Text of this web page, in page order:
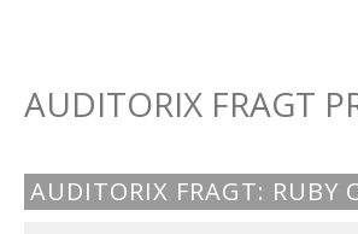
AUDITORIX FRAGT
AUDITORIX FRAGT: RUBY